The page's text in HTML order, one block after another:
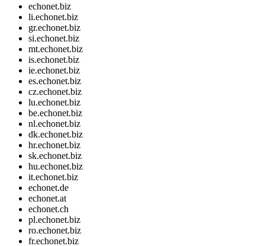
echonet.biz
li.echonet.biz
gr.echonet.biz
si.echonet.biz
mt.echonet.biz
is.echonet.biz
ie.echonet.biz
es.echonet.biz
cz.echonet.biz
lu.echonet.biz
be.echonet.biz
nl.echonet.biz
dk.echonet.biz
hr.echonet.biz
sk.echonet.biz
hu.echonet.biz
it.echonet.biz
echonet.de
echonet.at
echonet.ch
pl.echonet.biz
ro.echonet.biz
fr.echonet.biz